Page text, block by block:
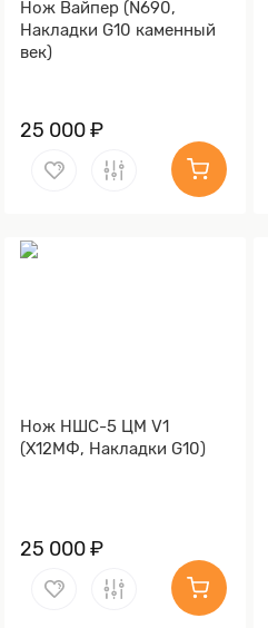
Нож Вайпер (N690,
Накладки G10 каменный
век)
25 000 ₽
Нож НШС-5 ЦМ V1
(Х12МФ, Накладки G10)
25 000 ₽